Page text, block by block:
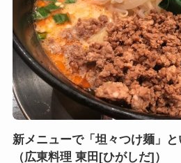
新メニューで「坦々つけ麺」と
（広東料理 東田[ひがしだ]）